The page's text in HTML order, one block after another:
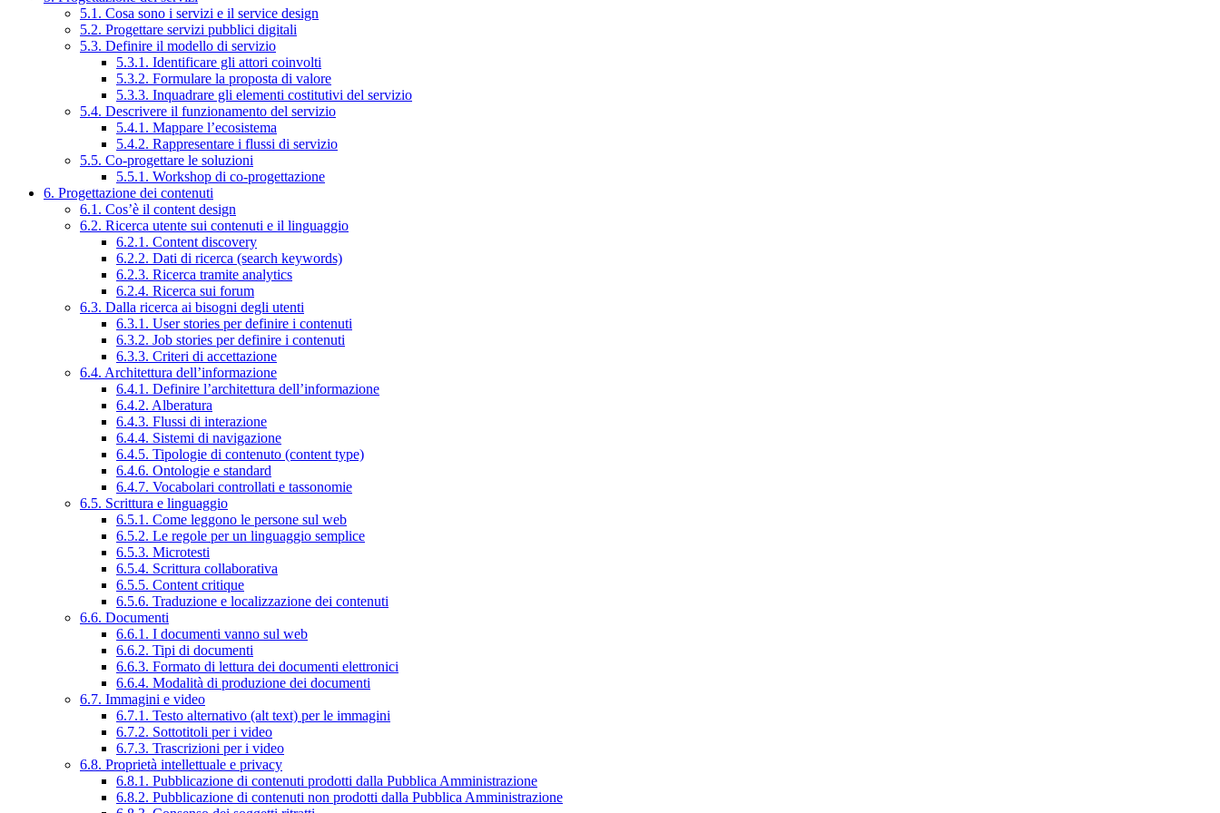
5.1. Cosa sono i servizi e il service design
5.2. Progettare servizi pubblici digitali
5.3. Definire il modello di servizio
5.3.1. Identificare gli attori coinvolti
5.3.2. Formulare la proposta di valore
5.3.3. Inquadrare gli elementi costitutivi del servizio
5.4. Descrivere il funzionamento del servizio
5.4.1. Mappare l’ecosistema
5.4.2. Rappresentare i flussi di servizio
5.5. Co-progettare le soluzioni
5.5.1. Workshop di co-progettazione
6. Progettazione dei contenuti
6.1. Cos’è il content design
6.2. Ricerca utente sui contenuti e il linguaggio
6.2.1. Content discovery
6.2.2. Dati di ricerca (search keywords)
6.2.3. Ricerca tramite analytics
6.2.4. Ricerca sui forum
6.3. Dalla ricerca ai bisogni degli utenti
6.3.1. User stories per definire i contenuti
6.3.2. Job stories per definire i contenuti
6.3.3. Criteri di accettazione
6.4. Architettura dell’informazione
6.4.1. Definire l’architettura dell’informazione
6.4.2. Alberatura
6.4.3. Flussi di interazione
6.4.4. Sistemi di navigazione
6.4.5. Tipologie di contenuto (content type)
6.4.6. Ontologie e standard
6.4.7. Vocabolari controllati e tassonomie
6.5. Scrittura e linguaggio
6.5.1. Come leggono le persone sul web
6.5.2. Le regole per un linguaggio semplice
6.5.3. Microtesti
6.5.4. Scrittura collaborativa
6.5.5. Content critique
6.5.6. Traduzione e localizzazione dei contenuti
6.6. Documenti
6.6.1. I documenti vanno sul web
6.6.2. Tipi di documenti
6.6.3. Formato di lettura dei documenti elettronici
6.6.4. Modalità di produzione dei documenti
6.7. Immagini e video
6.7.1. Testo alternativo (alt text) per le immagini
6.7.2. Sottotitoli per i video
6.7.3. Trascrizioni per i video
6.8. Proprietà intellettuale e privacy
6.8.1. Pubblicazione di contenuti prodotti dalla Pubblica Amministrazione
6.8.2. Pubblicazione di contenuti non prodotti dalla Pubblica Amministrazione